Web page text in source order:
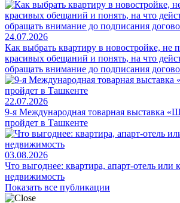
24.07.2026
Как выбрать квартиру в новостройке, не
красивых обещаний и понять, на что
обращать внимание до подписания
22.07.2026
9-я Международная товарная выставка
пройдет в Ташкенте
03.08.2026
Что выгоднее: квартира, апарт-отель или
недвижимость
Показать все публикации